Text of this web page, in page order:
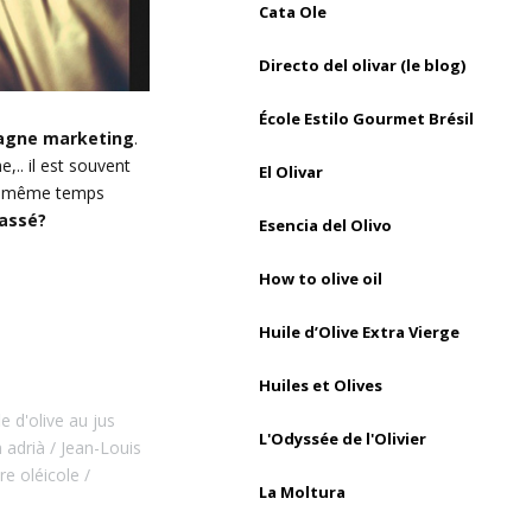
marketing.
il est souvent
temps
d'olive au jus
adrià
Jean-Louis
oléicole
Cata Ole
Directo del olivar (le blog)
École Estilo Gourmet Brésil
El Olivar
Esencia del Olivo
How to olive oil
Huile d’Olive Extra Vierge
Huiles et Olives
L'Odyssée de l'Olivier
La Moltura